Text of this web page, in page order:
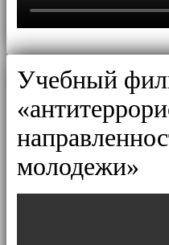
Учебный
молодежи»